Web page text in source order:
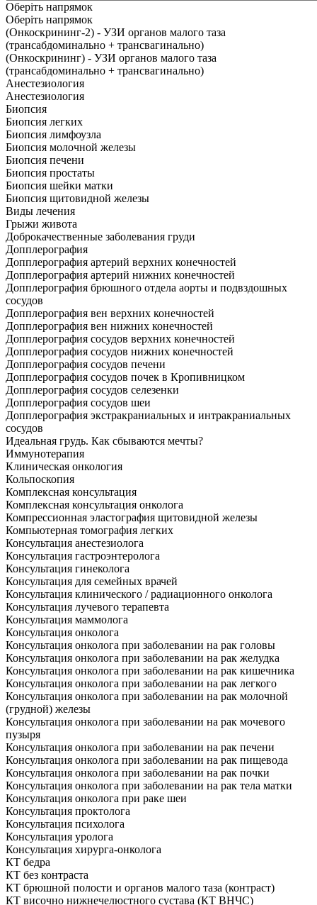
Оберіть напрямок
Оберіть напрямок
(Онкоскрининг-2) - УЗИ органов малого таза
(трансабдоминально + трансвагинально)
(Онкоскрининг) - УЗИ органов малого таза
(трансабдоминально + трансвагинально)
Анестезиология
Анестезиология
Биопсия
Биопсия легких
Биопсия лимфоузла
Биопсия молочной железы
Биопсия печени
Биопсия простаты
Биопсия шейки матки
Биопсия щитовидной железы
Виды лечения
Грыжи живота
Доброкачественные заболевания груди
Допплерография
Допплерография артерий верхних конечностей
Допплерография артерий нижних конечностей
Допплерография брюшного отдела аорты и подвздошных
сосудов
Допплерография вен верхних конечностей
Допплерография вен нижних конечностей
Допплерография сосудов верхних конечностей
Допплерография сосудов нижних конечностей
Допплерография сосудов печени
Допплерография сосудов почек в Кропивницком
Допплерография сосудов селезенки
Допплерография сосудов шеи
Допплерография экстракраниальных и интракраниальных
сосудов
Идеальная грудь. Как сбываются мечты?
Иммунотерапия
Клиническая онкология
Кольпоскопия
Комплексная консультация
Комплексная консультация онколога
Компрессионная эластография щитовидной железы
Компьютерная томография легких
Консультация анестезиолога
Консультация гастроэнтеролога
Консультация гинеколога
Консультация для семейных врачей
Консультация клинического / радиационного онколога
Консультация лучевого терапевта
Консультация маммолога
Консультация онколога
Консультация онколога при заболевании на рак головы
Консультация онколога при заболевании на рак желудка
Консультация онколога при заболевании на рак кишечника
Консультация онколога при заболевании на рак легкого
Консультация онколога при заболевании на рак молочной
(грудной) железы
Консультация онколога при заболевании на рак мочевого
пузыря
Консультация онколога при заболевании на рак печени
Консультация онколога при заболевании на рак пищевода
Консультация онколога при заболевании на рак почки
Консультация онколога при заболевании на рак тела матки
Консультация онколога при раке шеи
Консультация проктолога
Консультация психолога
Консультация уролога
Консультация хирурга-онколога
КТ бедра
КТ без контраста
КТ брюшной полости и органов малого таза (контраст)
КТ височно нижнечелюстного сустава (КТ ВНЧС)